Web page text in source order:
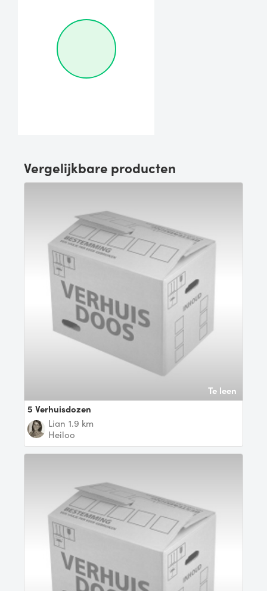
Vergelijkbare producten
Te leen
5 Verhuisdozen
Lian 1.9 km
Heiloo